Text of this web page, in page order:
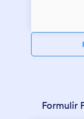
Formulir